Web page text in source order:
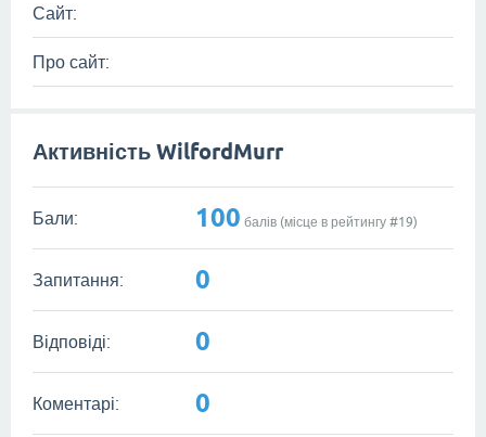
Сайт:
Про сайт:
Активність WilfordMurr
Бали: 100 балів (місце в рейтингу #19)
Запитання: 0
Відповіді: 0
Коментарі: 0